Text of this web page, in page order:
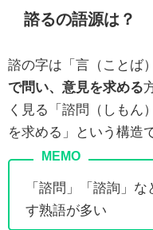
諮るの語源は？
諮の字は「言（ことば
で問い、意見を求める
く見る「諮問（しもん
を求める」という構造
「諮問」「諮詢」
す熟語が多い